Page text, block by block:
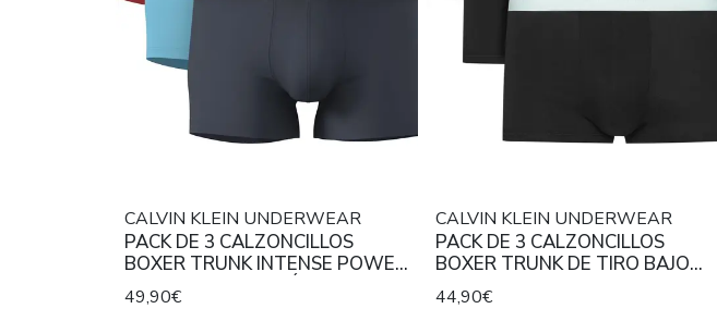
CALVIN KLEIN UNDERWEAR
PACK DE 3 CALZONCILLOS
BOXER TRUNK INTENSE POWER
DE MICROFIBRA ELÁSTICA EN
COLOR ROJO, CELESTE Y GRIS
49,90€
CALVIN KLEIN UNDERWEAR
PACK DE 3 CALZONCILLOS
BOXER TRUNK DE TIRO BAJO
ICON COTTON STRETCH NEGROS
CON LAS CINTURAS A
44,90€